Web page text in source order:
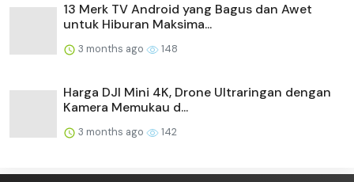
13 Merk TV Android yang Bagus dan Awet
untuk Hiburan Maksima...
3 months ago 148
Harga DJI Mini 4K, Drone Ultraringan dengan
Kamera Memukau d...
3 months ago 142